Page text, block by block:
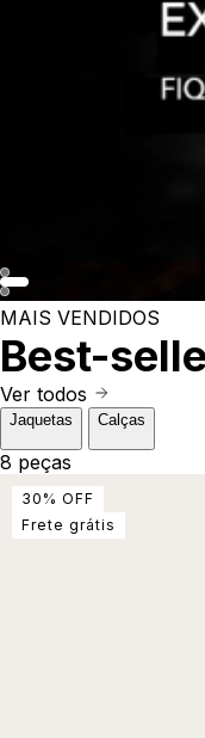
MAIS VENDIDOS
Best-
Ver todos
Jaquetas Calças
8 peças
30 % OFF
Frete grátis